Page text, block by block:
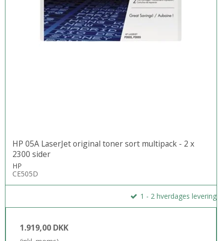
HP 05A LaserJet original toner sort multipack - 2 x
2300 sider
HP
CE505D
1 - 2 hverdages levering
1.919,00 DKK